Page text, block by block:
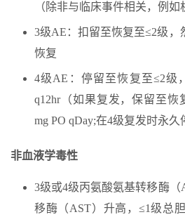
（除非与临床事件相关，例如
3级AE：扣留至恢复至≤2级，
恢复
4级AE：停留至恢复至≤2级
q12hr（如果复发，保留至恢
mg PO qDay;在4级复发时永久
非血液学毒性
3级或4级丙氨酸氨基转移酶
移酶（AST）升高，≤1级总